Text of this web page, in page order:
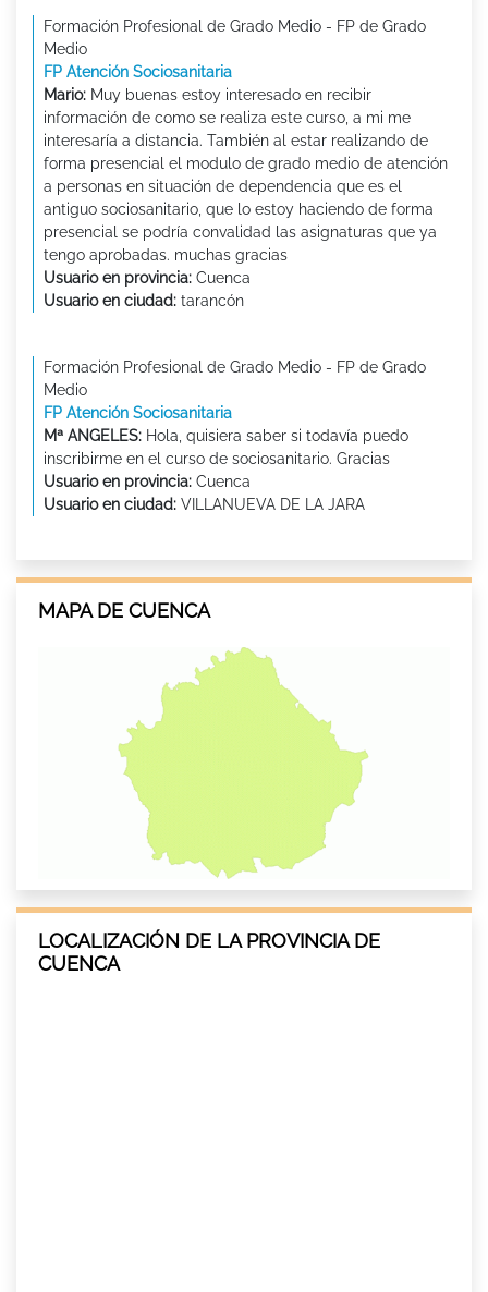
Formación Profesional de Grado Medio - FP de Grado
Medio
FP Atención Sociosanitaria
Mario: Muy buenas estoy interesado en recibir
información de como se realiza este curso, a mi me
interesaría a distancia. También al estar realizando de
forma presencial el modulo de grado medio de atención
a personas en situación de dependencia que es el
antiguo sociosanitario, que lo estoy haciendo de forma
presencial se podría convalidad las asignaturas que ya
tengo aprobadas. muchas gracias
Usuario en provincia: Cuenca
Usuario en ciudad: tarancón
Formación Profesional de Grado Medio - FP de Grado
Medio
FP Atención Sociosanitaria
Mª ANGELES: Hola, quisiera saber si todavía puedo
inscribirme en el curso de sociosanitario. Gracias
Usuario en provincia: Cuenca
Usuario en ciudad: VILLANUEVA DE LA JARA
MAPA DE CUENCA
LOCALIZACIÓN DE LA PROVINCIA DE
CUENCA